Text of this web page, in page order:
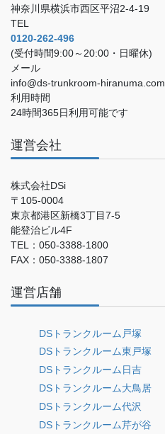
神奈川県横浜市西区平沼2-4-19
TEL
0120-262-496
(受付時間9:00～20:00・日曜休)
メール
info@ds-trunkroom-hiranuma.com
利用時間
24時間365日利用可能です
運営会社
株式会社DSi
〒105-0004
東京都港区新橋3丁目7-5
能登治ビル4F
TEL：050-3388-1800
FAX：050-3388-1807
運営店舗
DSトランクルーム戸塚
DSトランクルーム東戸塚
DSトランクルーム日吉
DSトランクルーム大鳥居
DSトランクルーム代沢
DSトランクルーム芹が谷